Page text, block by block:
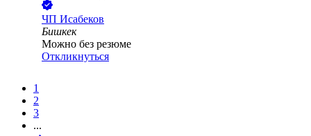
ЧП Исабеков
Бишкек
Можно без резюме
Откликнуться
1
2
3
...